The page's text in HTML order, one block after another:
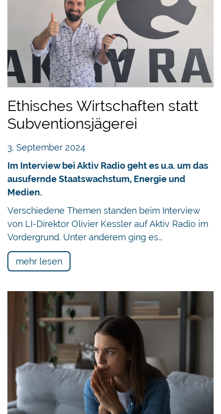
Ethisches Wirtschaften statt
Subventionsjägerei
3. September 2024
Im Interview bei Aktiv Radio geht es u.a. um das
ausufernde Staatswachstum, Energie und
Medien.
Verschiedene Themen standen beim Interview
von LI-Direktor Olivier Kessler auf Aktiv Radio im
Vordergrund. Unter anderem ging es…
mehr lesen